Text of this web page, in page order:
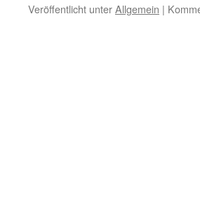
Veröffentlicht unterAllgemein |